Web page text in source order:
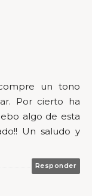
un tono
Por cierto ha
algo de esta
Un saludo y
Responder